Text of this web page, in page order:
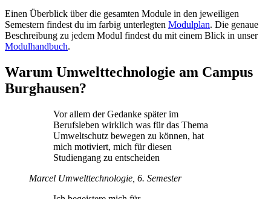
Einen Überblick über die gesamten Module in den jeweiligen
Semestern findest du im farbig unterlegten Modulplan. Die genaue
Beschreibung zu jedem Modul findest du mit einem Blick in unser
Modulhandbuch.
Warum Umwelttechnologie am Campus
Burghausen?
Vor allem der Gedanke später im
Berufsleben wirklich was für das Thema
Umweltschutz bewegen zu können, hat
mich motiviert, mich für diesen
Studiengang zu entscheiden
Marcel Umwelttechnologie, 6. Semester